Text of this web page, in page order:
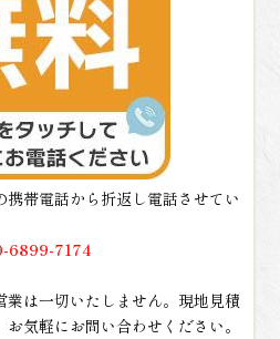
帯電話から折返し電話させてい
6899-7174
は一切いたしません。現地見積
気軽にお問い合わせください。